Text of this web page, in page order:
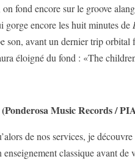
fond encore sur le groove
gorge encore les huit minutes de
son, avant un dernier trip
éloigné du fond : «The
Music Records /
de nos services, je
enseignement classique avant